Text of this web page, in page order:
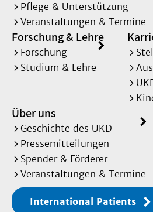
Pflege & Unterstützung
Veranstaltungen & Termine
Forschung & Lehre
Forschung
Studium & Lehre
Über uns
Geschichte des UKD
Pressemitteilungen
Spender & Förderer
Veranstaltungen & Termine
International Patients